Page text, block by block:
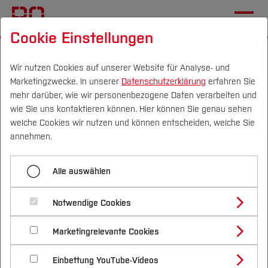
Campus Personen DE|EN Quicklinks
Studium
Studienangebote
Bachelorstudiengänge
Masterstudiengänge
Vor dem Studium
Bewerben & Einschreiben
Bewerbungsportal
Im Studium
Studienbüros und Prüfungen
Nach dem Studium
Forschung & Transfer
Profil
Forschungs- und Transferprofil
Schwerpunkte (FuT)
Beratung & Förderung
Nachhaltigkeit
Nachhaltigkeit studieren
International
Menü aufklappen
Food4Mood
Studentisches
Gesundheitsmanagement
(SGM)
Der Gesundheitszustand Studierender ist ein
Cookie Einstellungen
Wir nutzen Cookies auf unserer Website für Analyse- und
Marketingzwecke. In unserer Datenschutzerklärung erfahren Sie
mehr darüber, wie wir personenbezogene Daten verarbeiten und
wie Sie uns kontaktieren können. Hier können Sie genau sehen
welche Cookies wir nutzen und können entscheiden, welche Sie
annehmen.
Alle auswählen
Notwendige Cookies
Marketingrelevante Cookies
Einbettung YouTube-Videos